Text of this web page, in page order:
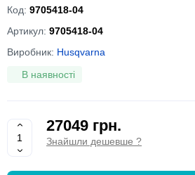
Код: 9705418-04
Артикул: 9705418-04
Виробник: Husqvarna
В наявності
27049 грн.
Знайшли дешевше ?